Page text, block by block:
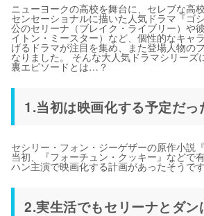
ニューヨークの高校を舞台に、セレブな高
センセーショナルに描いた人気ドラマ『ゴ
公のセリーナ（ブレイク・ライブリー）や
イトン・ミースター）など、個性的なキャ
げるドラマが注目を集め、また登場人物の
なりました。 そんな大人気ドラマシリーズ
裏エピソードとは…？
1.当初は映画化する予定だっ
セシリー・フォン・ジーゲザーの原作小説
当初、『フォーチュン・クッキー』などで
ハン主演で映画化する計画があったそうで
2.実生活でもセリーナとダン